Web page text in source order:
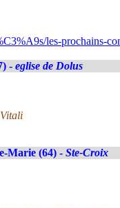
les-prochains-
- eglise de Dolus
Marie (64) - Ste-Croix